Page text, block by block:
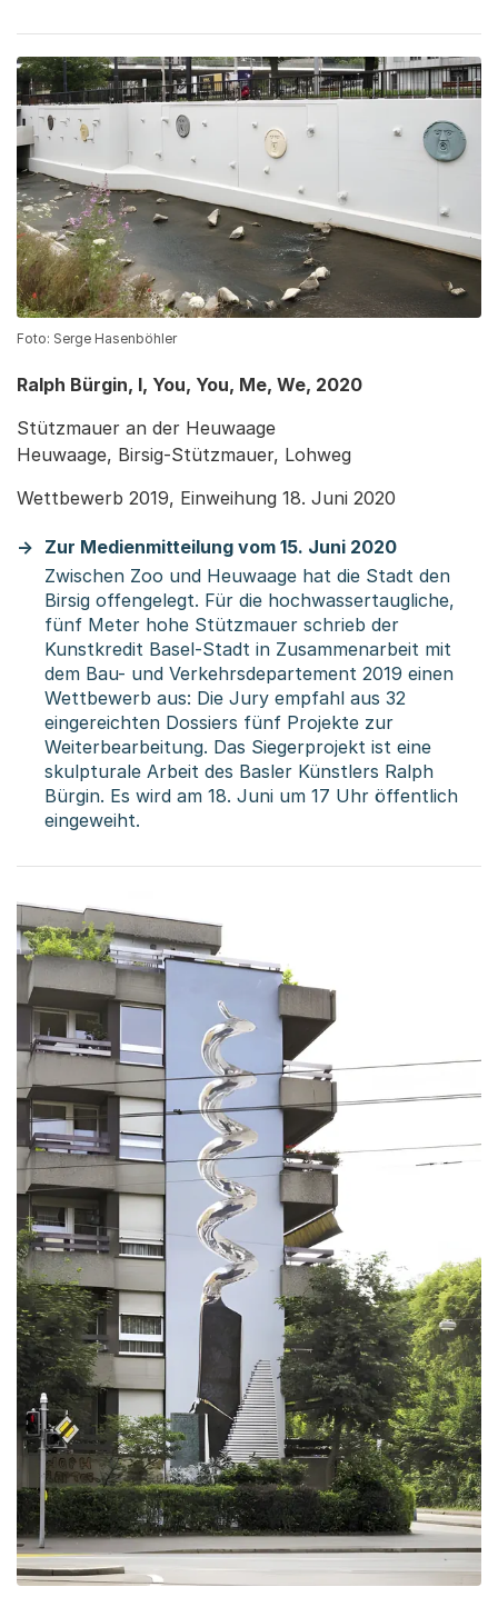
Foto: Serge Hasenböhler
Ralph Bürgin, I, You, You, Me, We, 2020
Stützmauer an der Heuwaage
Heuwaage, Birsig-Stützmauer, Lohweg
Wettbewerb 2019, Einweihung 18. Juni 2020
Zur Medienmitteilung vom 15. Juni 2020
Zwischen Zoo und Heuwaage hat die Stadt den
Birsig offengelegt. Für die hochwassertaugliche,
fünf Meter hohe Stützmauer schrieb der
Kunstkredit Basel-Stadt in Zusammenarbeit mit
dem Bau- und Verkehrsdepartement 2019 einen
Wettbewerb aus: Die Jury empfahl aus 32
eingereichten Dossiers fünf Projekte zur
Weiterbearbeitung. Das Siegerprojekt ist eine
skulpturale Arbeit des Basler Künstlers Ralph
Bürgin. Es wird am 18. Juni um 17 Uhr öffentlich
eingeweiht.